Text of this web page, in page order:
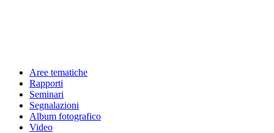
Aree tematiche
Rapporti
Seminari
Segnalazioni
Album fotografico
Video